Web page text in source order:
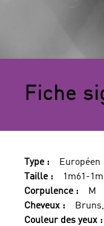
Fiche
Type :
Européen
Taille :
1m61-
Corpulence :
M
Cheveux :
Couleur des yeux :